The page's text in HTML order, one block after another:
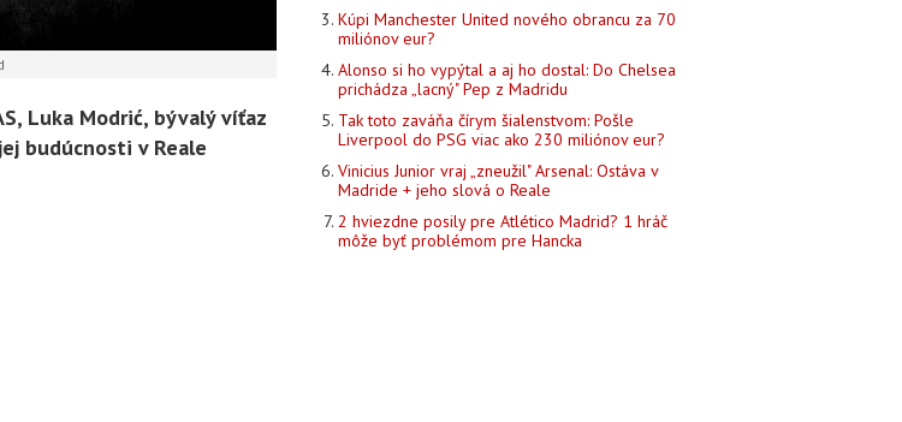
, Luka Modrić, bývalý víťaz
budúcnosti v Reale
Kúpi Manchester United nového obrancu za 70
miliónov eur?
Alonso si ho vypýtal a aj ho dostal: Do Chelsea
prichádza „lacný" Pep z Madridu
Tak toto zaváňa čírym šialenstvom: Pošle
Liverpool do PSG viac ako 230 miliónov eur?
Vinicius Junior vraj „zneužil" Arsenal: Ostáva v
Madride + jeho slová o Reale
2 hviezdne posily pre Atlético Madrid? 1 hráč
môže byť problémom pre Hancka